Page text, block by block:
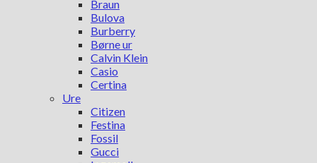
Braun
Bulova
Burberry
Børne ur
Calvin Klein
Casio
Certina
Ure
Citizen
Festina
Fossil
Gucci